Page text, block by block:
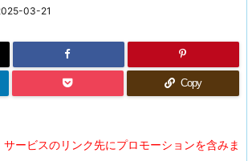
03-21
Copy
ービスのリンク先にプロモーションを含みま